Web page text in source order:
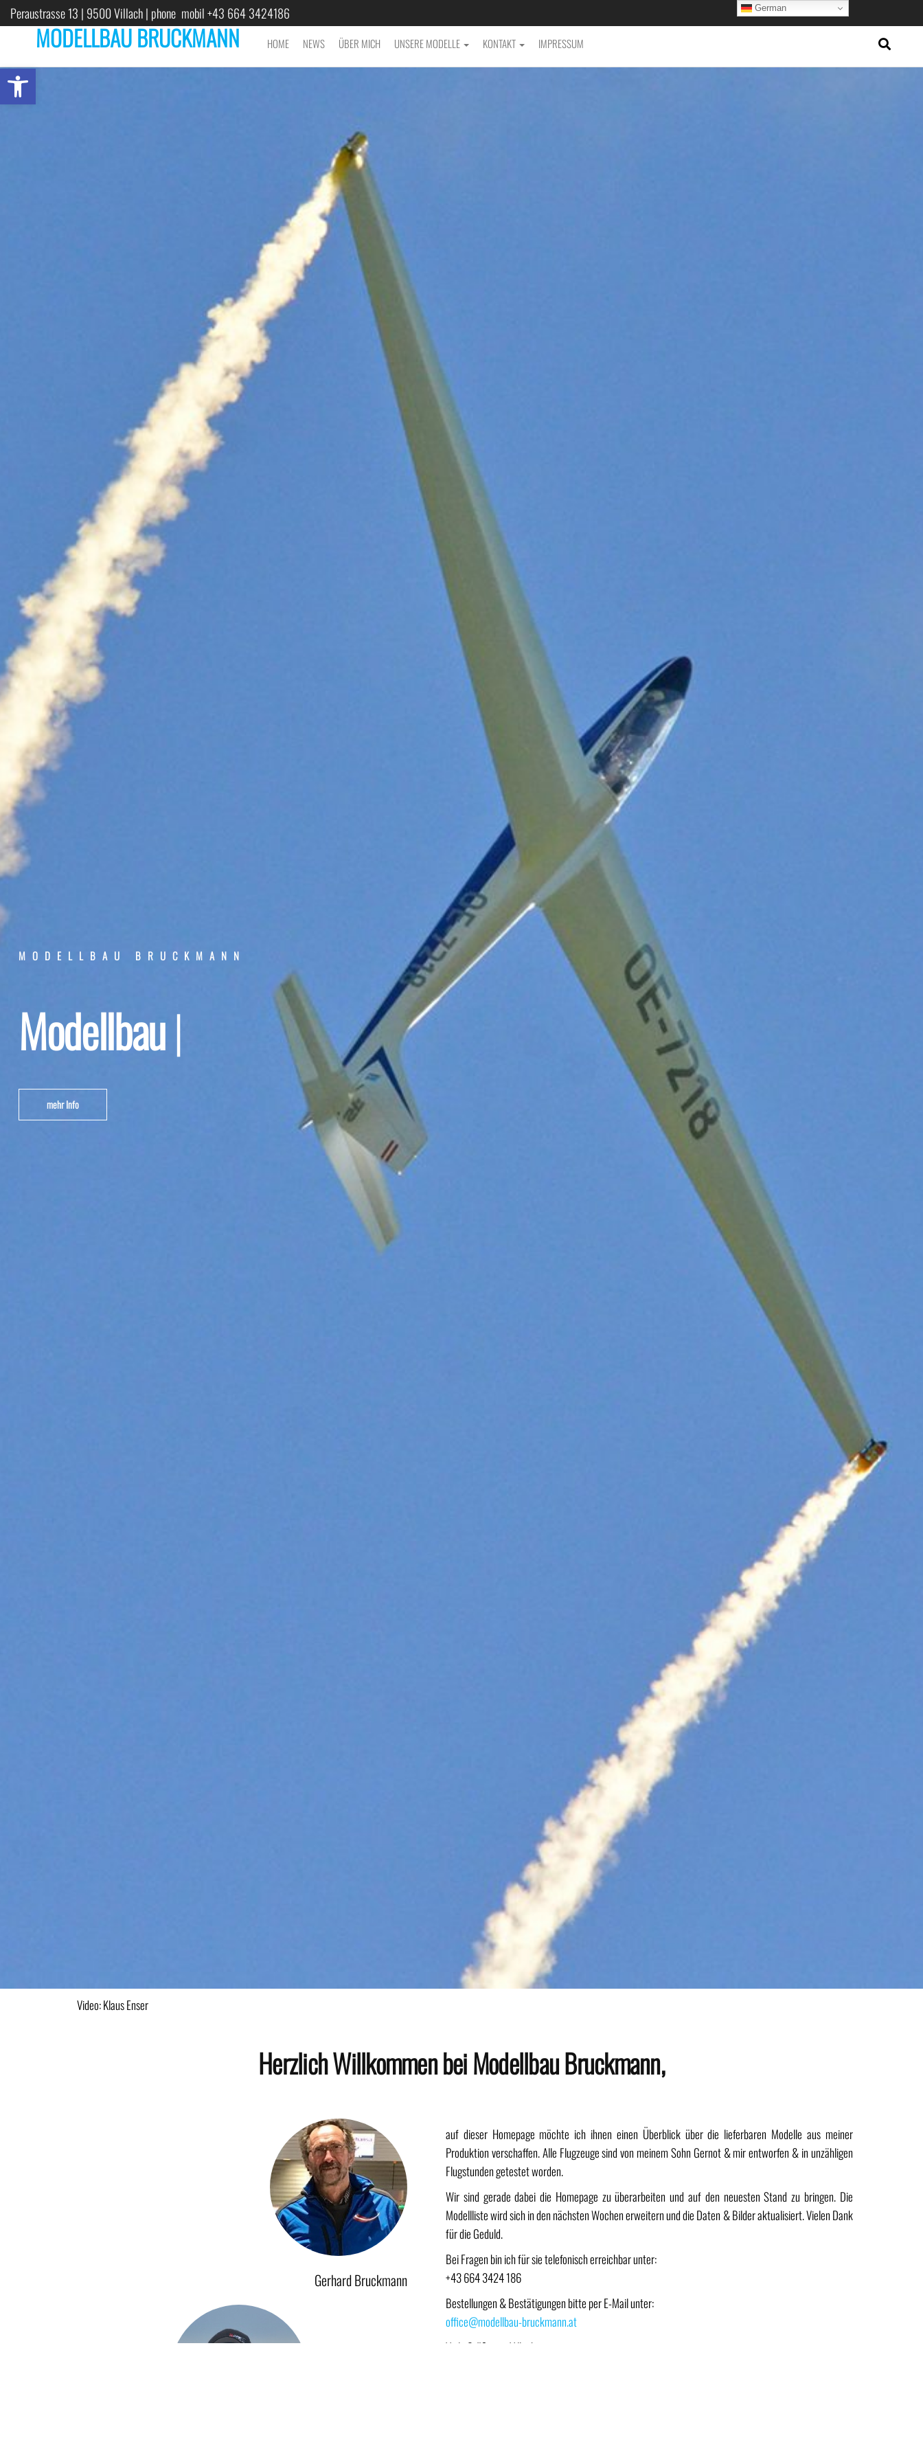
Open toolbar
Peraustrasse 13 | 9500 Villach | phone mobil +43 664 3424186
MODELLBAU BRUCKMANN HOME NEWS ÜBER MICH UNSERE MODELLE KONTAKT IMPRESSUM
MODELLBAU BRUCKMANN
Modellbaufür Individualisten|
mehr Info
Video: Klaus Enser
Herzlich Willkommen bei Modellbau Bruckmann,
Gerhard Bruckmann
auf dieser Homepage möchte ich ihnen einen Überblick über die lieferbaren Modelle aus meiner
Produktion verschaffen. Alle Flugzeuge sind von meinem Sohn Gernot & mir entworfen & in unzähligen
Flugstunden getestet worden.
Wir sind gerade dabei die Homepage zu überarbeiten und auf den neuesten Stand zu bringen. Die
Modellliste wird sich in den nächsten Wochen erweitern und die Daten & Bilder aktualisiert. Vielen Dank
für die Geduld.
Bei Fragen bin ich für sie telefonisch erreichbar unter:
+43 664 3424 186
Bestellungen & Bestätigungen bitte per E-Mail unter:
office@modellbau-bruckmann.at
Viele Grüße aus Villach,
German